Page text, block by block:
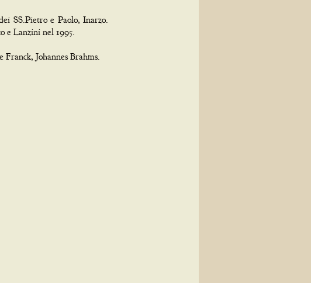
SS.Pietro e Paolo, Inarzo.
e Lanzini nel 1995.
Johannes Brahms.